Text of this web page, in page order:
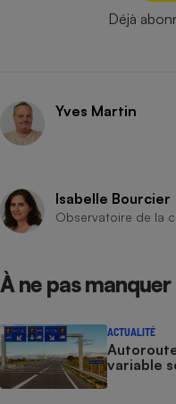
Déjà
Yves Martin
Isabelle Bourcier
Observatoire de la
À ne pas manquer
ACTUALITÉ
variable